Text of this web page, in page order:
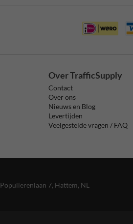
Over TrafficSupply
Contact
Over ons
Nieuws en Blog
Levertijden
Veelgestelde vragen / FAQ
Populierenlaan 7, Hattem, NL